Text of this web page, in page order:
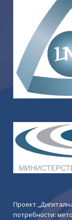
Проект
потребности: